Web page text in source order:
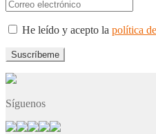
He leído y acepto la política
Síguenos